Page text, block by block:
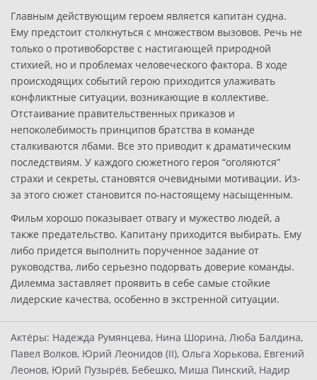
Главным действующим героем является капитан судна.
Ему предстоит столкнуться с множеством вызовов. Речь не
только о противоборстве с настигающей природной
стихией, но и проблемах человеческого фактора. В ходе
происходящих событий герою приходится улаживать
конфликтные ситуации, возникающие в коллективе.
Отстаивание правительственных приказов и
непоколебимость принципов братства в команде
сталкиваются лбами. Все это приводит к драматическим
последствиям. У каждого сюжетного героя “оголяются”
страхи и секреты, становятся очевидными мотивации. Из-
за этого сюжет становится по-настоящему насыщенным.
Фильм хорошо показывает отвагу и мужество людей, а
также предательство. Капитану приходится выбирать. Ему
либо придется выполнить порученное задание от
руководства, либо серьезно подорвать доверие команды.
Дилемма заставляет проявить в себе самые стойкие
лидерские качества, особенно в экстренной ситуации.
Актёры: Надежда Румянцева, Нина Шорина, Люба Балдина,
Павел Волков, Юрий Леонидов (II), Ольга Хорькова, Евгений
Леонов, Юрий Пузырёв, Бебешко, Миша Пинский, Надир